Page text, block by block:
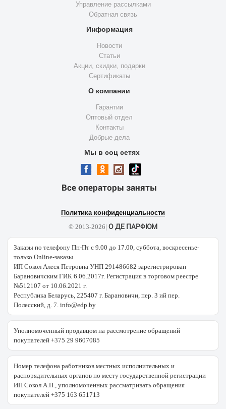
Управление рассылками
Обратная связь
Информация
Новости
Статьи
Акции, скидки, подарки
Сертификаты
О компании
Гарантии
Оптовый отдел
Контакты
Добрые дела
Мы в соц сетях
Все операторы заняты
Политика конфиденциальности
© 2013-2026| О ДЕ ПАРФЮМ
Заказы по телефону Пн-Пт с 9.00 до 17.00, суббота, воскресенье-
только Online-заказы.
ИП Сокол Алеся Петровна УНП 291486682 зарегистрирован
Барановичским ГИК 6.06.2017г. Регистрация в торговом реестре
№512107 от 10.06.2021 г.
Республика Беларусь, 225407 г. Барановичи, пер. 3 ий пер.
Полесский, д. 7. info@edp.by
Уполномоченный продавцом на рассмотрение обращений
покупателей +375 29 9607085
Номер телефона работников местных исполнительных и
распорядительных органов по месту государственной регистрации
ИП Сокол А.П., уполномоченных рассматривать обращения
покупателей +375 163 651713